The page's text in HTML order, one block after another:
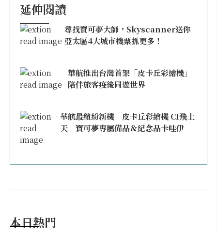
延伸閱讀
尋找寶可夢大師，Skyscanner送你
亞太區4大城市機票抓更多！
華航推出台灣首架「皮卡丘彩繪機」
陪伴旅客疫後同遊世界
華航最繽紛新機 皮卡丘彩繪機 CI飛上
天 寶可夢專屬備品＆紀念品卡哇伊
本日熱門